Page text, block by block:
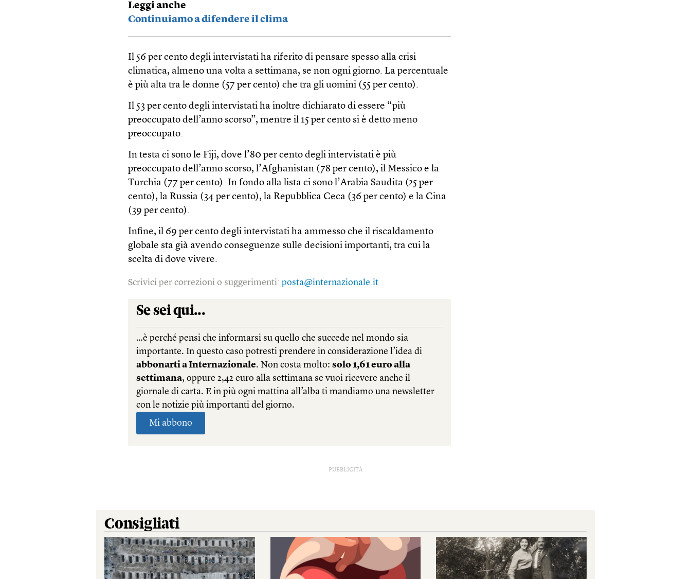
Leggi anche
Continuiamo a difendere il clima
Il 56 per cento degli intervistati ha riferito di pensare spesso alla crisi
climatica, almeno una volta a settimana, se non ogni giorno. La percentuale
è più alta tra le donne (57 per cento) che tra gli uomini (55 per cento).
Il 53 per cento degli intervistati ha inoltre dichiarato di essere “più
preoccupato dell’anno scorso”, mentre il 15 per cento si è detto meno
preoccupato.
In testa ci sono le Fiji, dove l’80 per cento degli intervistati è più
preoccupato dell’anno scorso, l’Afghanistan (78 per cento), il Messico e la
Turchia (77 per cento). In fondo alla lista ci sono l’Arabia Saudita (25 per
cento), la Russia (34 per cento), la Repubblica Ceca (36 per cento) e la Cina
(39 per cento).
Infine, il 69 per cento degli intervistati ha ammesso che il riscaldamento
globale sta già avendo conseguenze sulle decisioni importanti, tra cui la
scelta di dove vivere.
Scrivici per correzioni o suggerimenti:posta@internazionale.it
PUBBLICITÀ
Consigliati